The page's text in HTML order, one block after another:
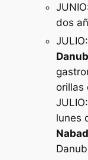
dos
JULIO:
orillas
JULIO:
lunes